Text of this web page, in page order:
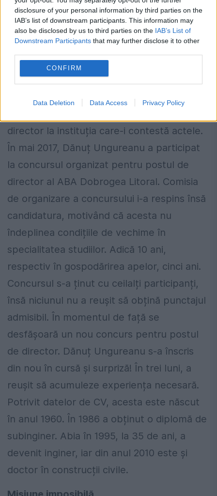
disclosure of your personal information by third parties on the
IAB’s list of downstream participants. This information may
also be disclosed by us to third parties on the IAB’s List of
Downstream Participants that may further disclose it to other
CONFIRM
Data Deletion Data Access Privacy Policy
În trei luni, a acumulat experiența de 10 ani
În timp ce ABA Dobrogea Litoral se chinuie
să anuleze documentele Romair Consulting,
director la instituția care-i contestă actele.
În mai 2017, Dănuț Ungureanu a participat
la concursul organizat pentru postul de
director al ABA Dobrogea Litoral. Comisia
de organizare a concursului i-a respins însă
candidatura, motivând că acesta nu
îndeplinea condițiile de vechime în
specialitatea studiilor. Adică 10 ani,
respectiv în gospodărirea apelor, cinci ani.
Concursul s-a ținut cu ceilalți participanți,
însă niciunul nu a reușit să obțină punctajul
admisibil. În momentul de față se
desfășoară un nou concurs pentru postul
de director. Dănuț Ungureanu s-a înscris
din nou în cursă și surpriză! În trei luni, a
reușit să acumuleze experiența necesară.
Potrivit datelor de CV, acesta este născut
în anul 1960. În 1986 a obținut o diplomă de
subinginer. Abia în 1995, la 35 de ani, a
devenit inginer, iar din anul 2010 este și
doctor în construcții civile.